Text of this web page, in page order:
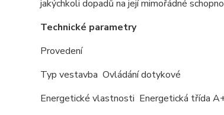
jakýchkoli dopadů na její mimořádné
Technické parametry
Provedení
Typ vestavba Ovládání dotykové
Energetické vlastnosti Energetická třída